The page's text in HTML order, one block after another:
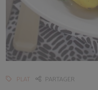
PLAT PARTAGER